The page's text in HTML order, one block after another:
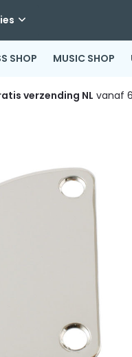
SHOP MUSIC SHOP
verzending NL vanaf